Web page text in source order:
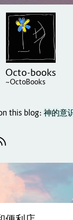
Octo-books
~OctoBooks
this blog:神的意